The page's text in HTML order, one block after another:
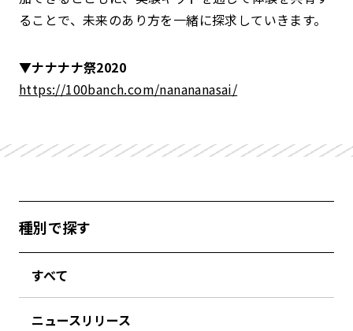
ることで、未来のあり方を一緒に探求していきます。
▼ナナナナ祭2020
https://100banch.com/nanananasai/
種別で探す
すべて
ニュースリリース